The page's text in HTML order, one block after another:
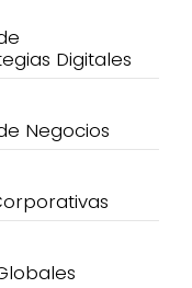
Digitales
Negocios